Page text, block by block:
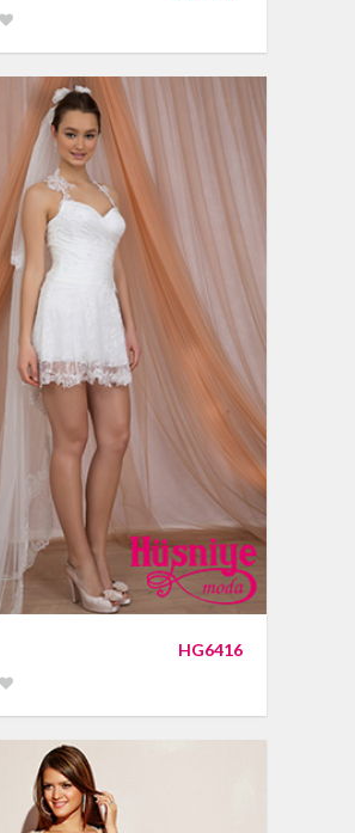
HG6416